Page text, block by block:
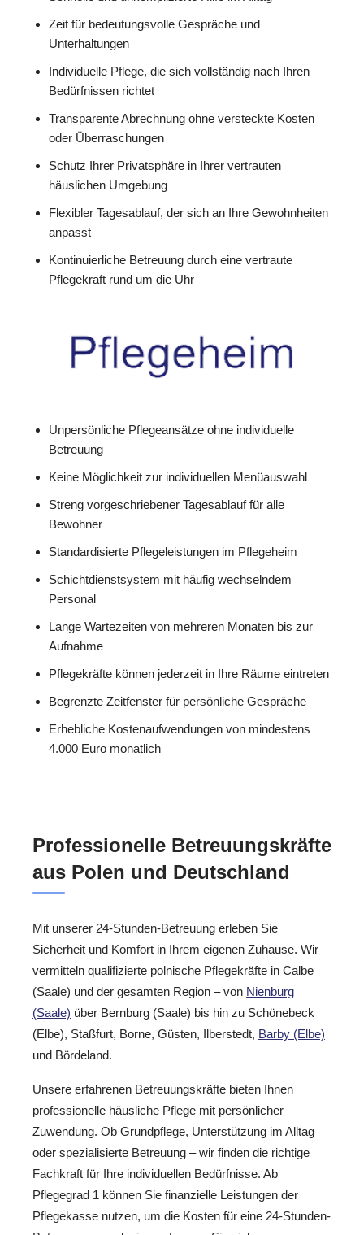
Zeit für bedeutungsvolle Gespräche und
Unterhaltungen
Individuelle Pflege, die sich vollständig nach Ihren
Bedürfnissen richtet
Transparente Abrechnung ohne versteckte Kosten
oder Überraschungen
Schutz Ihrer Privatsphäre in Ihrer vertrauten
häuslichen Umgebung
Flexibler Tagesablauf, der sich an Ihre Gewohnheiten
anpasst
Kontinuierliche Betreuung durch eine vertraute
Pflegekraft rund um die Uhr
Unpersönliche Pflegeansätze ohne individuelle
Betreuung
Keine Möglichkeit zur individuellen Menüauswahl
Streng vorgeschriebener Tagesablauf für alle
Bewohner
Standardisierte Pflegeleistungen im Pflegeheim
Schichtdienstsystem mit häufig wechselndem
Personal
Lange Wartezeiten von mehreren Monaten bis zur
Aufnahme
Pflegekräfte können jederzeit in Ihre Räume eintreten
Begrenzte Zeitfenster für persönliche Gespräche
Erhebliche Kostenaufwendungen von mindestens
4.000 Euro monatlich
Professionelle Betreuungskräfte
aus Polen und Deutschland
Mit unserer 24-Stunden-Betreuung erleben Sie
Sicherheit und Komfort in Ihrem eigenen Zuhause. Wir
vermitteln qualifizierte polnische Pflegekräfte in Calbe
(Saale) und der gesamten Region – von Nienburg
(Saale) über Bernburg (Saale) bis hin zu Schönebeck
(Elbe), Staßfurt, Borne, Güsten, Ilberstedt, Barby (Elbe)
und Bördeland.
Unsere erfahrenen Betreuungskräfte bieten Ihnen
professionelle häusliche Pflege mit persönlicher
Zuwendung. Ob Grundpflege, Unterstützung im Alltag
oder spezialisierte Betreuung – wir finden die richtige
Fachkraft für Ihre individuellen Bedürfnisse. Ab
Pflegegrad 1 können Sie finanzielle Leistungen der
Pflegekasse nutzen, um die Kosten für eine 24-Stunden-